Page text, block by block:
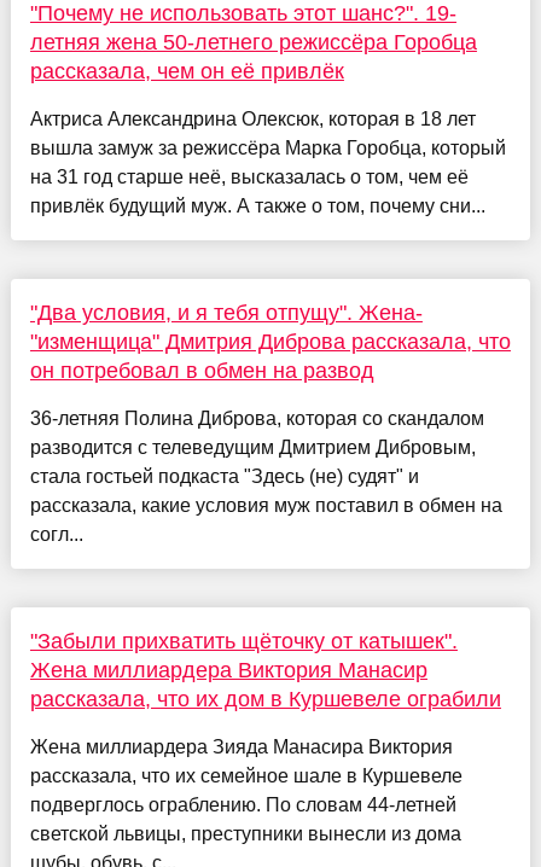
"Почему не использовать этот шанс?". 19-
летняя жена 50-летнего режиссёра Горобца
рассказала, чем он её привлёк
Актриса Александрина Олексюк, которая в 18 лет
вышла замуж за режиссёра Марка Горобца, который
на 31 год старше неё, высказалась о том, чем её
привлёк будущий муж. А также о том, почему сни...
"Два условия, и я тебя отпущу". Жена-
"изменщица" Дмитрия Диброва рассказала, что
он потребовал в обмен на развод
36-летняя Полина Диброва, которая со скандалом
разводится с телеведущим Дмитрием Дибровым,
стала гостьей подкаста "Здесь (не) судят" и
рассказала, какие условия муж поставил в обмен на
согл...
"Забыли прихватить щёточку от катышек".
Жена миллиардера Виктория Манасир
рассказала, что их дом в Куршевеле ограбили
Жена миллиардера Зияда Манасира Виктория
рассказала, что их семейное шале в Куршевеле
подверглось ограблению. По словам 44-летней
светской львицы, преступники вынесли из дома